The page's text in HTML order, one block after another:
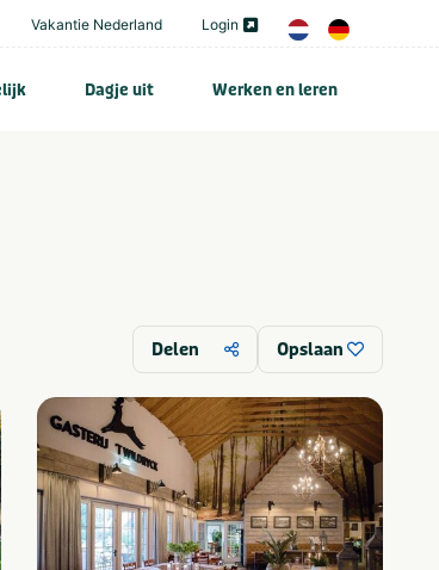
Vakantie Nederland Login
Dagje uit Werken en leren
Delen Opslaan